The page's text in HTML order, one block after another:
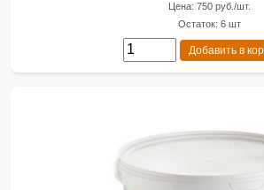
Цена: 750 руб./шт.
Остаток: 6 шт
Добавить в